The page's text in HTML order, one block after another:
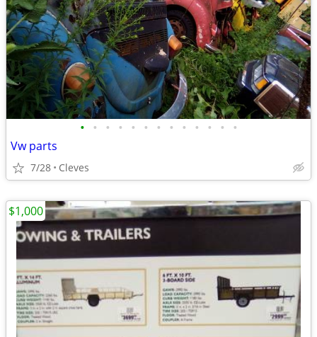
• • • • • • • • • • • • •
Vw parts
7/28 Cleves
$1,000